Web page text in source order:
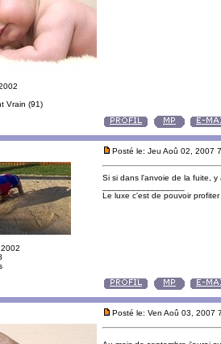
Vrain (91)
Posté le: Jeu Aoû 02, 2007
Si si dans l'anvoie de la fuite, y
Le luxe c'est de pouvoir
Posté le: Ven Aoû 03, 2007